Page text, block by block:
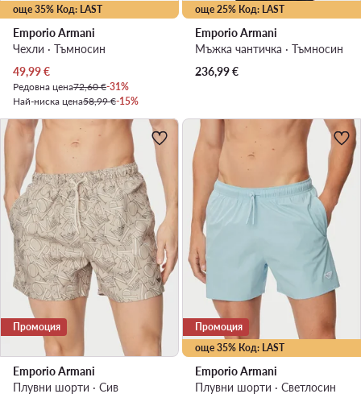
още 35% Код: LAST
Emporio Armani
Чехли · Тъмносин
Актуална цена
49,99€
Редовна цена72,60 €-31%
Най-ниска цена58,99 €-15%
още 25% Код: LAST
Emporio Armani
Мъжка чантичка · Тъмносин
236,99€
Промоция
Emporio Armani
Плувни шорти · Сив
още 35% Код: LAST
Промоция
Emporio Armani
Плувни шорти · Светлосин